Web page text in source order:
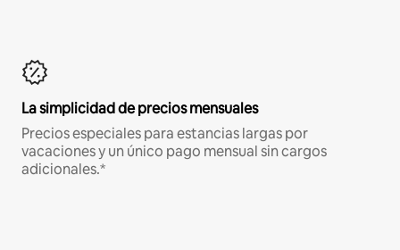
La simplicidad de precios mensuales
Precios especiales para estancias largas por
vacaciones y un único pago mensual sin cargos
adicionales.*